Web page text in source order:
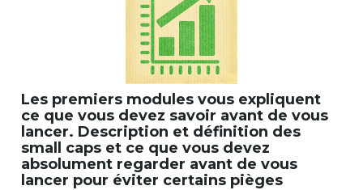
Les premiers modules vous expliquent
ce que vous devez savoir avant de vous
lancer. Description et définition des
small caps et ce que vous devez
absolument regarder avant de vous
lancer pour éviter certains pièges